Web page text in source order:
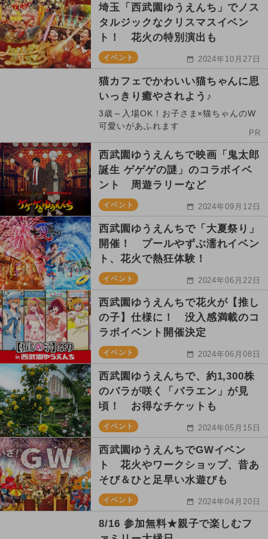
埼玉「西武園ゆうえんち」でノス
タルジックなクリスマスイベン
ト！ 花火の特別演出も
イベント 2024年10月27日
猫カフェでかわいい猫ちゃんに思
いっきり癒やされよう♪
3歳～入場OK！お子さま×猫ちゃんのW
可愛いがあふれます
PR
西武園ゆうえんちで映画「鬼太郎
誕生 ゲゲゲの謎」のコラボイベ
ント 周遊ラリーなど
イベント 2024年09月12日
西武園ゆうえんちで「大夏祭り」
開催！ プールやずぶ濡れイベン
ト、花火で熱狂体験！
イベント 2024年06月22日
西武園ゆうえんちで花火が【推し
の子】仕様に！ 没入感満載のコ
ラボイベント開催決定
イベント 2024年06月08日
西武園ゆうえんちで、約1,300株
のバラが咲く「バラエン」が見
頃！ お得なチケットも
イベント 2024年05月15日
西武園ゆうえんちでGWイベン
ト 花火やワークショップ、昔あ
そび＆ひと足早い水遊びも
イベント 2024年04月20日
8/16 参加無料★親子で楽しむフ